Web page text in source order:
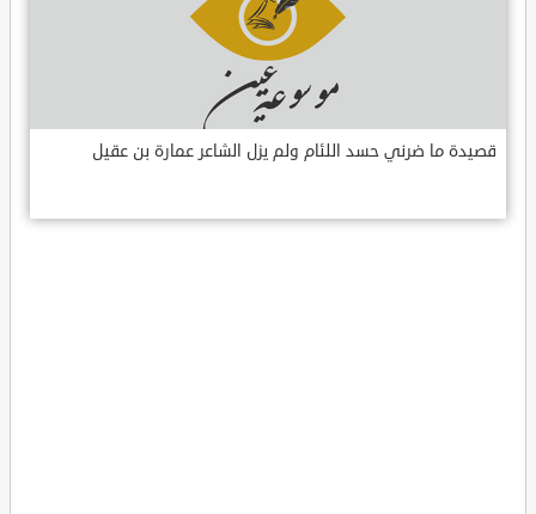
قصيدة ما ضرني حسد اللئام ولم يزل الشاعر عمارة بن عقيل